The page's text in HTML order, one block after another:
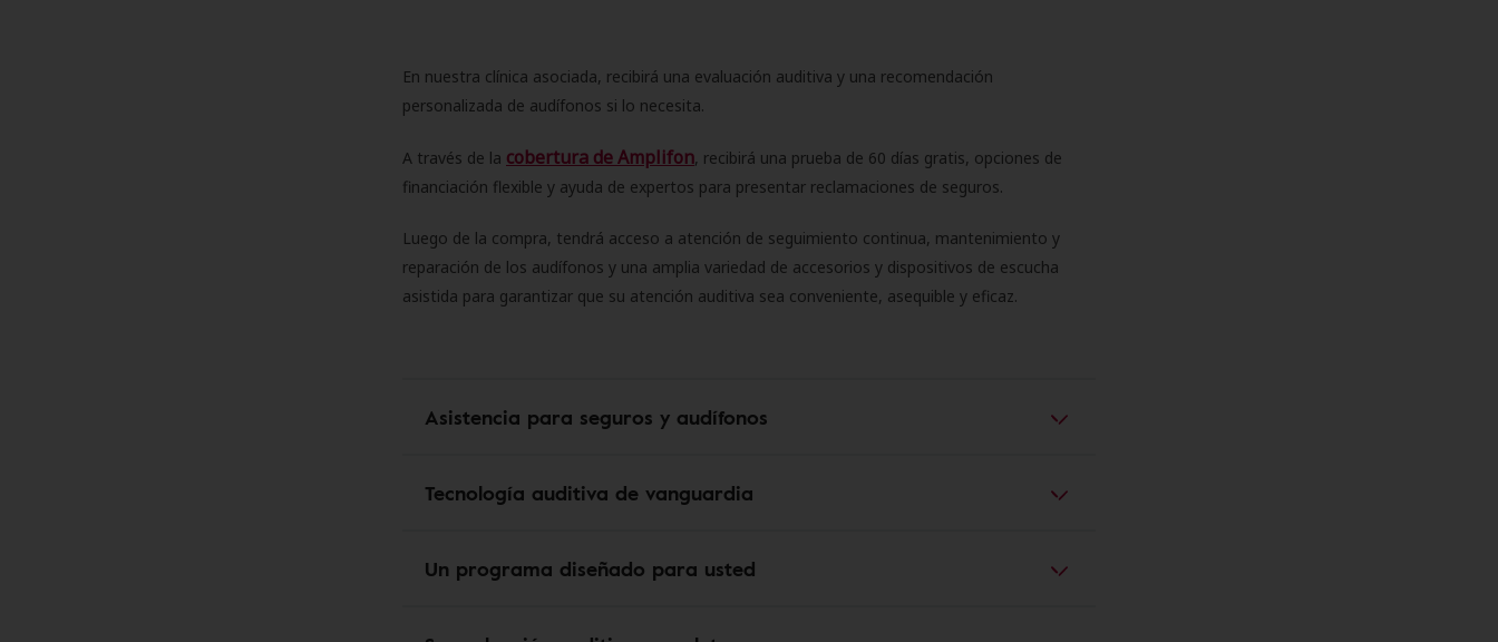
En nuestra clínica asociada, recibirá una evaluación auditiva y una recomendación
personalizada de audífonos si lo necesita.
A través de la cobertura de Amplifon, recibirá una prueba de 60 días gratis, opciones de
financiación flexible y ayuda de expertos para presentar reclamaciones de seguros.
Luego de la compra, tendrá acceso a atención de seguimiento continua, mantenimiento y
reparación de los audífonos y una amplia variedad de accesorios y dispositivos de escucha
asistida para garantizar que su atención auditiva sea conveniente, asequible y eficaz.
Asistencia para seguros y audífonos
Tecnología auditiva de vanguardia
Un programa diseñado para usted